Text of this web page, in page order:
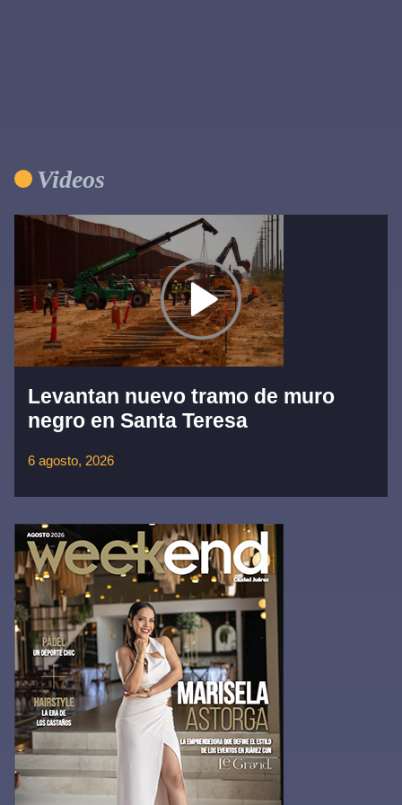
Videos
Levantan nuevo tramo de muro
negro en Santa Teresa
6 agosto, 2026